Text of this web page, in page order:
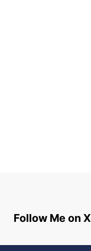
Follow Me on X